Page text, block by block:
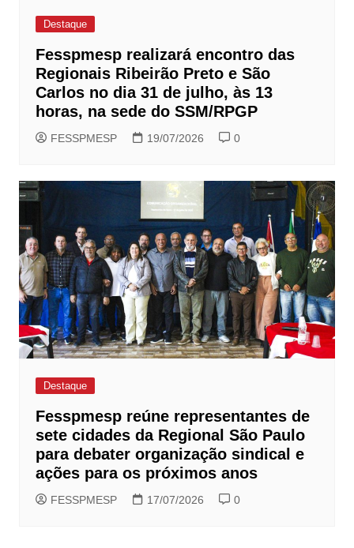
Destaque
Fesspmesp realizará encontro das
Regionais Ribeirão Preto e São
Carlos no dia 31 de julho, às 13
horas, na sede do SSM/RPGP
FESSPMESP 19/07/2026 0
Destaque
Fesspmesp reúne representantes de
sete cidades da Regional São Paulo
para debater organização sindical e
ações para os próximos anos
FESSPMESP 17/07/2026 0